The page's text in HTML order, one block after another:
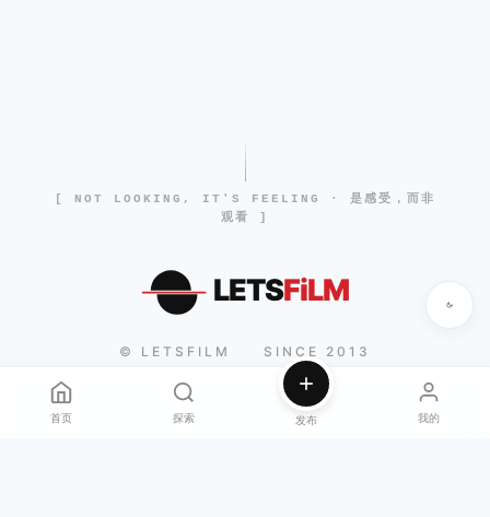
[ NOT LOOKING, IT'S FEELING · 是感受，而非
观看 ]
LETSFiLM
© LETSFILM SINCE 2013
首页 探索 发布 我的